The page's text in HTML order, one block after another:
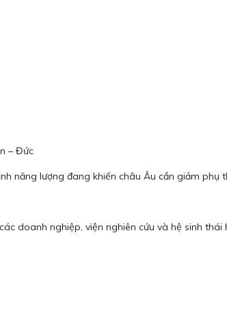
– Đức
năng lượng đang khiến châu Âu cần giảm phụ
doanh nghiệp, viện nghiên cứu và hệ sinh